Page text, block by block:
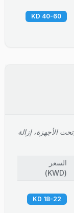
40-60 KD
الأجهزة، إزالة
السعر
(
KWD
)
18-22 KD